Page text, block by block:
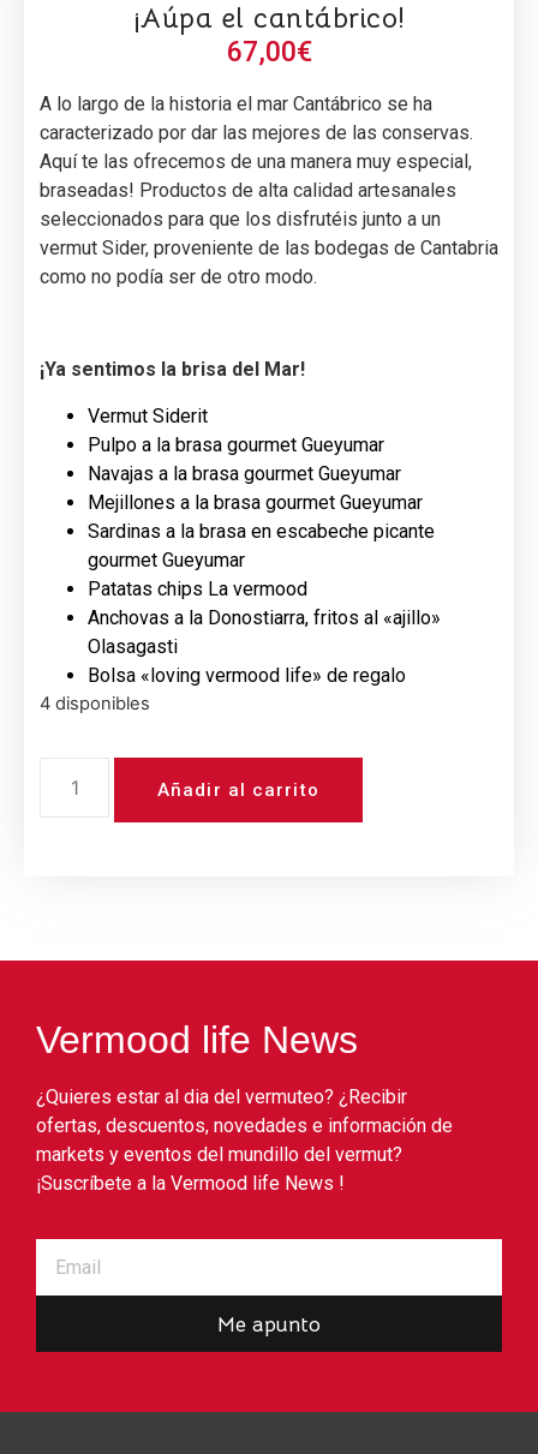
¡Aúpa el cantábrico!
67,00€
A lo largo de la historia el mar Cantábrico se ha
caracterizado por dar las mejores de las conservas.
Aquí te las ofrecemos de una manera muy especial,
braseadas! Productos de alta calidad artesanales
seleccionados para que los disfrutéis junto a un
vermut Sider, proveniente de las bodegas de Cantabria
como no podía ser de otro modo.
¡Ya sentimos la brisa del Mar!
Vermut Siderit
Pulpo a la brasa gourmet Gueyumar
Navajas a la brasa gourmet Gueyumar
Mejillones a la brasa gourmet Gueyumar
Sardinas a la brasa en escabeche picante
gourmet Gueyumar
Patatas chips La vermood
Anchovas a la Donostiarra, fritos al «ajillo»
Olasagasti
Bolsa «loving vermood life» de regalo
4 disponibles
Añadir al carrito
Vermood life News
¿Quieres estar al dia del vermuteo? ¿Recibir
ofertas, descuentos, novedades e información de
markets y eventos del mundillo del vermut?
¡Suscríbete a la Vermood life News !
Me apunto